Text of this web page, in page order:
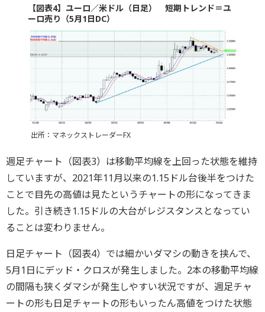
【図表4】ユーロ／米ドル（日足） 短期トレンド＝ユ
ーロ売り（5月1日DC）
出所：マネックストレーダーFX
週足チャート（図表3）は移動平均線を上回った状態を維持
していますが、2021年11月以来の1.15ドル台後半をつけた
ことで目先の高値は見たというチャートの形になってきま
した。引き続き1.15ドルの大台がレジスタンスとなってい
ることは変わりません。
日足チャート（図表4）では細かいダマシの動きを挟んで、
5月1日にデッド・クロスが発生しました。2本の移動平均線
の間隔も狭くダマシが発生しやすい状況ですが、週足チャ
ートの形も日足チャートの形もいったん高値をつけた状態